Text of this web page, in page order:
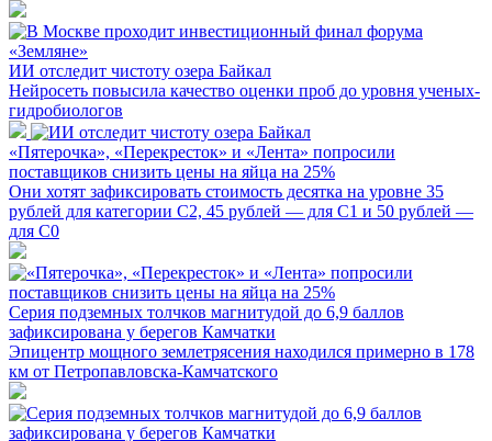
ИИ отследит чистоту озера Байкал
Нейросеть повысила качество оценки проб до уровня ученых-
гидробиологов
«Пятерочка», «Перекресток» и «Лента» попросили
поставщиков снизить цены на яйца на 25%
Они хотят зафиксировать стоимость десятка на уровне 35
рублей для категории С2, 45 рублей — для С1 и 50 рублей —
для С0
Серия подземных толчков магнитудой до 6,9 баллов
зафиксирована у берегов Камчатки
Эпицентр мощного землетрясения находился примерно в 178
км от Петропавловска-Камчатского